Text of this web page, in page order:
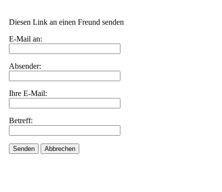
Diesen Link an einen Freund senden
E-Mail an:
Absender:
Ihre E-Mail:
Betreff:
Senden Abbrechen